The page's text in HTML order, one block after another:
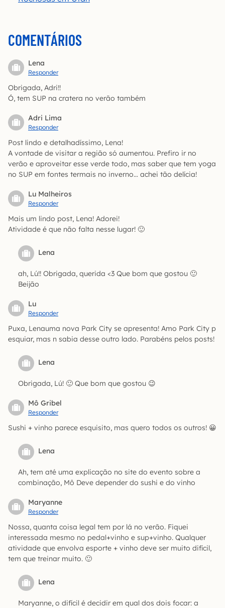
COMENTÁRIOS
Lena
Responder
Obrigada, Adri!!
Ó, tem SUP na cratera no verão também
Adri Lima
Responder
Post lindo e detalhadíssimo, Lena!
A vontade de visitar a região só aumentou. Prefiro ir no
verão e aproveitar esse verde todo, mas saber que tem yoga
no SUP em fontes termais no inverno… achei tão delícia!
Lu Malheiros
Responder
Mais um lindo post, Lena! Adorei!
Atividade é que não falta nesse lugar! 🙂
Lena
ah, Lú!! Obrigada, querida <3 Que bom que gostou 🙂
Beijão
Lu
Responder
Puxa, Lenauma nova Park City se apresenta! Amo Park City p
esquiar, mas n sabia desse outro lado. Parabéns pelos posts!
Lena
Obrigada, Lú! 🙂 Que bom que gostou 😉
Mô Gribel
Responder
Sushi + vinho parece esquisito, mas quero todos os outros! 😀
Lena
Ah, tem até uma explicação no site do evento sobre a
combinação, Mô Deve depender do sushi e do vinho
Maryanne
Responder
Nossa, quanta coisa legal tem por lá no verão. Fiquei
interessada mesmo no pedal+vinho e sup+vinho. Qualquer
atividade que envolva esporte + vinho deve ser muito difícil,
tem que treinar muito. 🙂
Lena
Maryanne, o difícil é decidir em qual dos dois focar: a